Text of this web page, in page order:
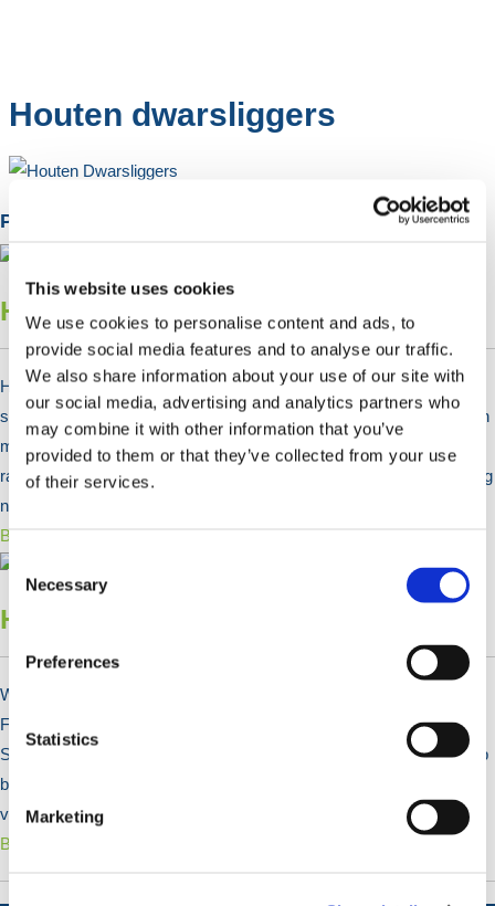
This website uses cookies
We use cookies to personalise content and ads, to
provide social media features and to analyse our traffic.
We also share information about your use of our site with
our social media, advertising and analytics partners who
may combine it with other information that you’ve
provided to them or that they’ve collected from your use
of their services.
Consent
Selection
Necessary
Preferences
Statistics
Marketing
Houten dwarsliggers
Populaire Categorieën
Houten Palen & Planken
HERMEQ levert onderdelen voor het installeren van houten
schuttingen, waaronder palen en planken. Vierkante houten palen en
machinaal ronde palen zijn ideaal voor het opzetten van paal- en
railhekken. Planken bieden structurele ondersteuning. Koop vandaag
nog online bij HERMEQ!
Bekijk Producten >
Houten Schuttingen
Wij hebben diverse houten schuttingpanelen te koop, waaronder
Feather Edge schuttingplanken voor houten erfafscheidingen.
Structurele multiplexplaten zijn perfect voor tijdelijke omheiningen op
bouwterreinen, terwijl decoratieve vierkante trellis panelen tuinen
verfraaien en geschikt zijn voor klimplanten.
Bekijk Producten >